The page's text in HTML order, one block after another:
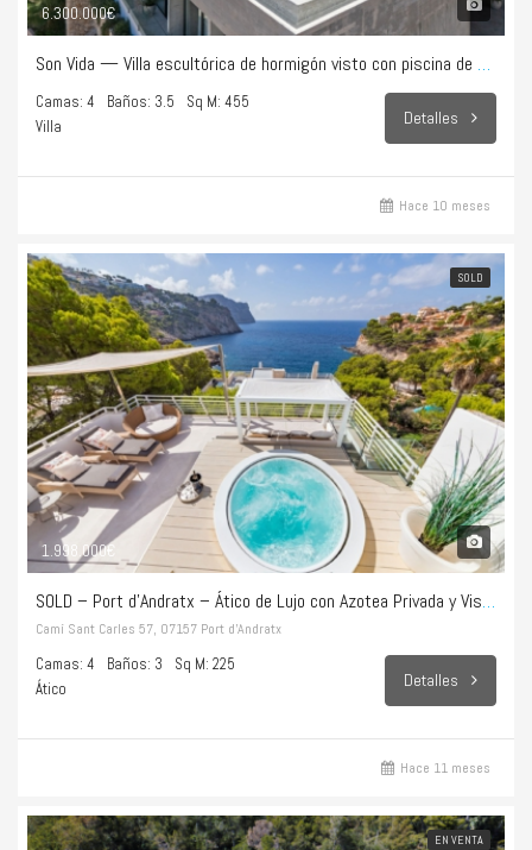
6.300.000€
Son Vida — Villa escultórica de hormigón visto con piscina de 28 m
Camas: 4 Baños: 3.5
Sq M: 455
Villa
Detalles
Hace 10 meses
SOLD
1.998.000€
SOLD – Port d’Andratx – Ático de Lujo con Azotea Privada y Vistas Infinitas al Mar
Camí Sant Carles 57, 07157 Port d’Andratx
Camas: 4 Baños: 3
Sq M: 225
Ático
Detalles
Hace 11 meses
EN VENTA